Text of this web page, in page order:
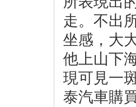
走。不出
坐感，大
他上山下
現可見一
泰汽車購